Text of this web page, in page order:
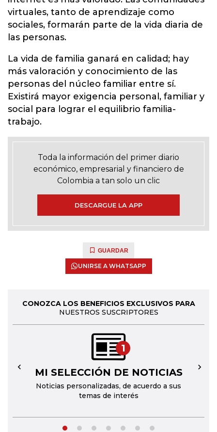
virtuales, tanto de aprendizaje como
sociales, formarán parte de la vida diaria de
las personas.
La vida de familia ganará en calidad; hay
más valoración y conocimiento de las
personas del núcleo familiar entre sí.
Existirá mayor exigencia personal, familiar y
social para lograr el equilibrio familia-
trabajo.
Toda la información del primer diario
económico, empresarial y financiero de
Colombia a tan solo un clic
DESCARGUE LA APP
GUARDAR
UNIRSE A WHATSAPP
CONOZCA LOS BENEFICIOS EXCLUSIVOS PARA
NUESTROS SUSCRIPTORES
1
MI SELECCIÓN DE NOTICIAS
Noticias personalizadas, de acuerdo a sus
temas de interés
← →